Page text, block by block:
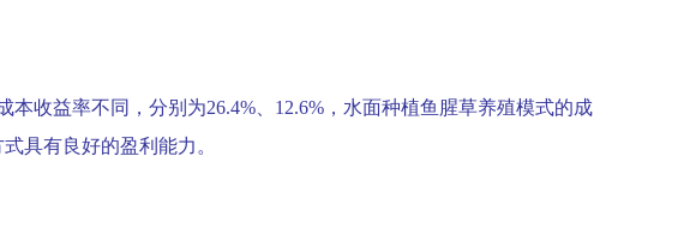
本收益率不同，分别为26.4% 12.6% ，水面种植鱼腥草养殖模式的成
具有良好的盈利能力。